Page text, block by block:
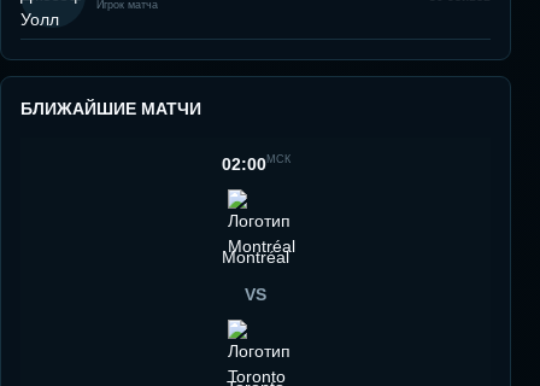
Игрок матча
БЛИЖАЙШИЕ МАТЧИ
02:00МСК
Montréal
VS